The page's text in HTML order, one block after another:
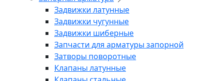
Задвижки латунные
Задвижки чугунные
Задвижки шиберные
Запчасти для арматуры запорной
Затворы поворотные
Клапаны латунные